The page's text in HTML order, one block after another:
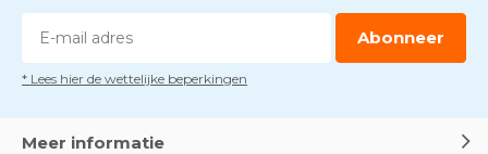
DoorMarco van Arbowinkel.nl
Dag van de BHV - Als elke
Abonneer
* Lees hier de wettelijke beperkingen
Meer informatie